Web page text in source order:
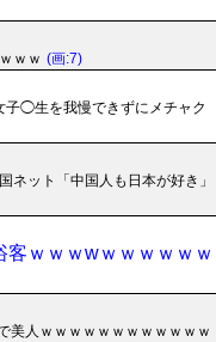
ｗｗ (画:7)
子◯生を我慢できずにメチャク
ネット「中国人も日本が好き」
客ｗｗｗwｗｗｗｗｗｗ
美人ｗｗｗｗｗｗｗｗｗｗｗｗ